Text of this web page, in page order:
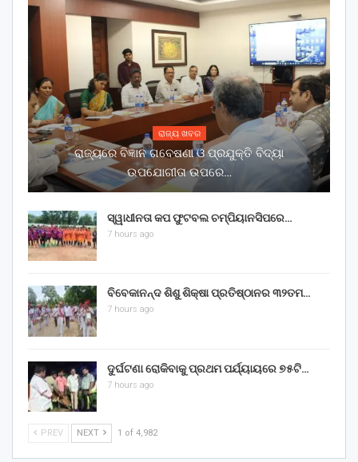
ରାଜ୍ୟ ଖବର
ରାଜ୍ୟରେ ବିଜ୍ଞାନ ଗବେଷଣା ଓ ପ୍ରଯୁକ୍ତି ବିଦ୍ୟା
ଉପଯୋଗୀତା ଉପରେ…
ସ୍ୱାଧୀନତା କପ ଫୁଟବଲ ଚମ୍ପିୟାନସିପରେ…
7 hours ago
ବିବେକାନନ୍ଦ ଶିଶୁ ଶିକ୍ଷା ପ୍ରତିଷ୍ଠାନର ୩୨ତମ…
7 hours ago
ଦୁର୍ଘଟଣା ରୋକିବାକୁ ପ୍ରଥମ ପର୍ଯ୍ୟାୟରେ ୭୫ଟି…
7 hours ago
PREV NEXT 1 of 4,982